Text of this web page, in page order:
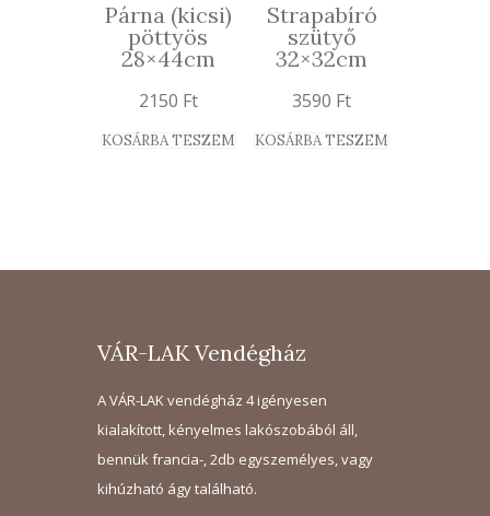
Párna (kicsi)
pöttyös
28×44cm
2150 Ft
KOSÁRBA TESZEM
Strapabíró
szütyő
32×32cm
3590 Ft
KOSÁRBA TESZEM
VÁR-LAK Vendégház
A VÁR-LAK vendégház 4 igényesen
kialakított, kényelmes lakószobából áll,
bennük francia-, 2db egyszemélyes, vagy
kihúzható ágy található.